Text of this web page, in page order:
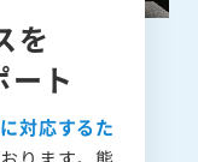
を
ート
対応するた